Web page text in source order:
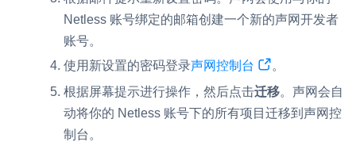
一站式实时互动模块的选型、购买、账号打通
SDK 拓展插件
拓展 SDK 能力，打造更具个性化的音视频互动效果
媒体服务
使用录制、推流、拉流等服务丰富互动体验
Netless 账号绑定的邮箱创建一个新的声网开发者
账号。
使用新设置的密码登录声网控制台
。
根据屏幕提示进行操作，然后点击迁移。声网会自
动将你的 Netless 账号下的所有项目迁移到声网控
制台。